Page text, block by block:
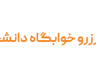
خوابگاه